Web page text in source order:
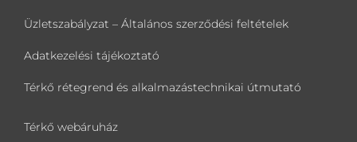
Üzletszabályzat – Általános szerződési feltételek
Adatkezelési tájékoztató
Térkő rétegrend és alkalmazástechnikai útmutató
Térkő webáruház